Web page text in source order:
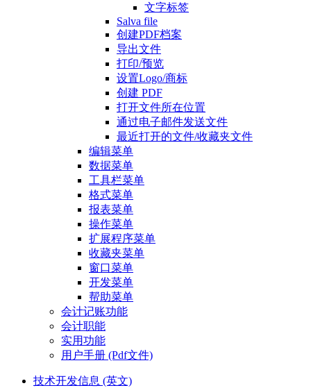
文字标签
Salva file
创建PDF档案
导出文件
打印/预览
设置Logo/商标
创建 PDF
打开文件所在位置
通过电子邮件发送文件
最近打开的文件/收藏夹文件
编辑菜单
数据菜单
工具栏菜单
格式菜单
报表菜单
操作菜单
扩展程序菜单
收藏夹菜单
窗口菜单
开发菜单
帮助菜单
会计记账功能
会计职能
实用功能
用户手册 (Pdf文件)
技术开发信息 (英文)